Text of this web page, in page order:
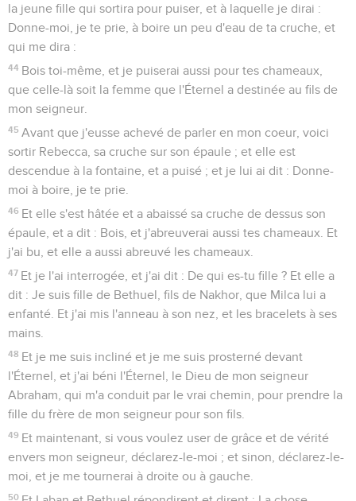
la jeune fille qui sortira pour puiser, et à laquelle je dirai :
Donne-moi, je te prie, à boire un peu d'eau de ta cruche, et
qui me dira :
44 Bois toi-même, et je puiserai aussi pour tes chameaux,
que celle-là soit la femme que l'Éternel a destinée au fils de
mon seigneur.
45 Avant que j'eusse achevé de parler en mon coeur, voici
sortir Rebecca, sa cruche sur son épaule ; et elle est
descendue à la fontaine, et a puisé ; et je lui ai dit : Donne-
moi à boire, je te prie.
46 Et elle s'est hâtée et a abaissé sa cruche de dessus son
épaule, et a dit : Bois, et j'abreuverai aussi tes chameaux. Et
j'ai bu, et elle a aussi abreuvé les chameaux.
47 Et je l'ai interrogée, et j'ai dit : De qui es-tu fille ? Et elle a
dit : Je suis fille de Bethuel, fils de Nakhor, que Milca lui a
enfanté. Et j'ai mis l'anneau à son nez, et les bracelets à ses
mains.
48 Et je me suis incliné et je me suis prosterné devant
l'Éternel, et j'ai béni l'Éternel, le Dieu de mon seigneur
Abraham, qui m'a conduit par le vrai chemin, pour prendre la
fille du frère de mon seigneur pour son fils.
49 Et maintenant, si vous voulez user de grâce et de vérité
envers mon seigneur, déclarez-le-moi ; et sinon, déclarez-le-
moi, et je me tournerai à droite ou à gauche.
50